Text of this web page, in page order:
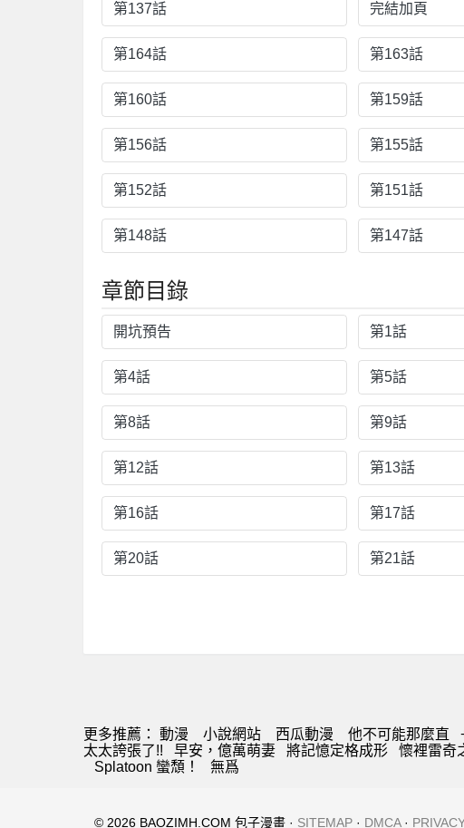
第137話 完結加頁
第164話 第163話
第160話 第159話
第156話 第155話
第152話 第151話
第148話 第147話
章節目錄
開坑預告 第1話
第4話 第5話
第8話 第9話
第12話 第13話
第16話 第17話
第20話 第21話
更多推薦： 動漫 小說網站 西瓜動漫 他不可能那麼直
太太誇張了!!
早安，億萬萌妻 將記憶定格成形 懷裡雷奇
Splatoon 蠻頹！
無爲
© 2026 BAOZIMH.COM 包子漫畫 · SITEMAP · DMCA·